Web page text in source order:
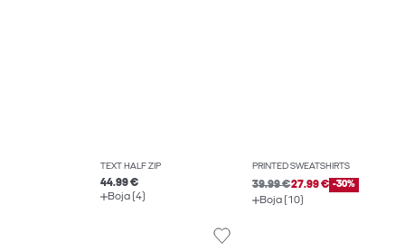
TEXT HALF ZIP
44.99 €
Boja (4)
PRINTED SWEATSHIRTS
39.99 €27.99 € -30%
Boja (10)